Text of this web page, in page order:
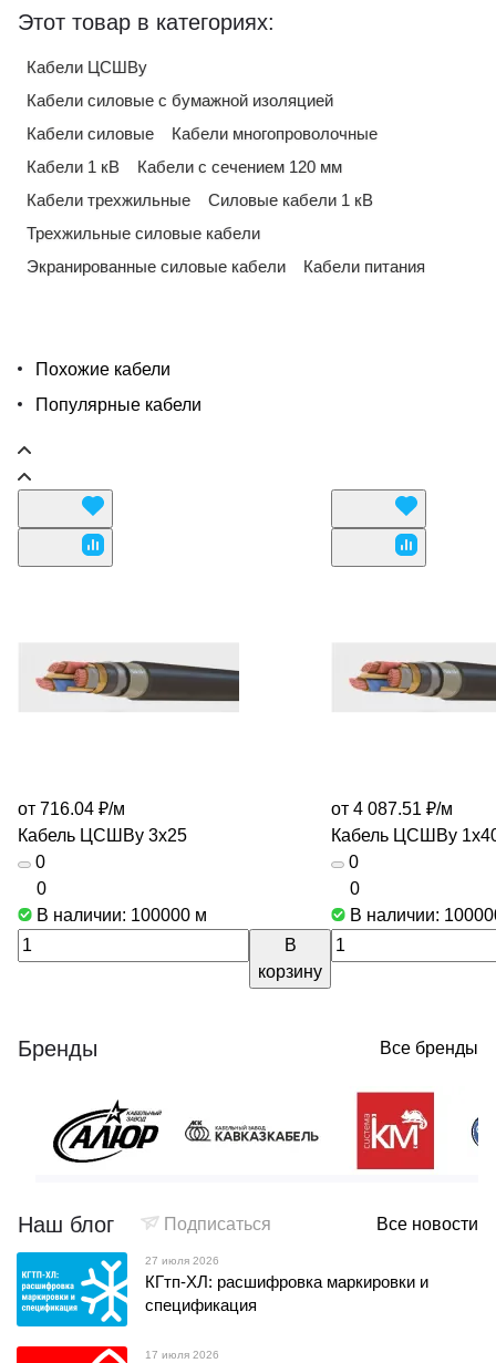
Этот товар в категориях:
Кабели ЦСШВу
Кабели силовые с бумажной изоляцией
Кабели силовые
Кабели многопроволочные
Кабели 1 кВ
Кабели с сечением 120 мм
Кабели трехжильные
Силовые кабели 1 кВ
Трехжильные силовые кабели
Экранированные силовые кабели
Кабели питания
Похожие кабели
Популярные кабели
от 716.04 ₽/м
Кабель ЦСШВу 3х25
0
0
В наличии: 100000 м
В
корзину
от 4 087.51 ₽/м
Кабель ЦСШВу
0
0
В наличии:
Бренды Все бренды
Наш блог Подписаться Все новости
27 июля 2026
КГтп-ХЛ: расшифровка маркировки и
спецификация
17 июля 2026